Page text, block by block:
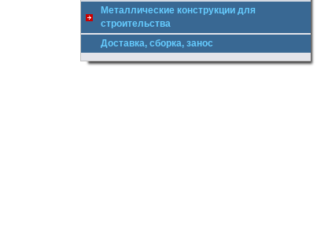
Металлические конструкции для
строительства
Доставка, сборка, занос